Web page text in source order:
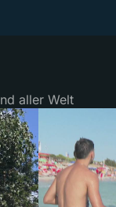
aller Welt